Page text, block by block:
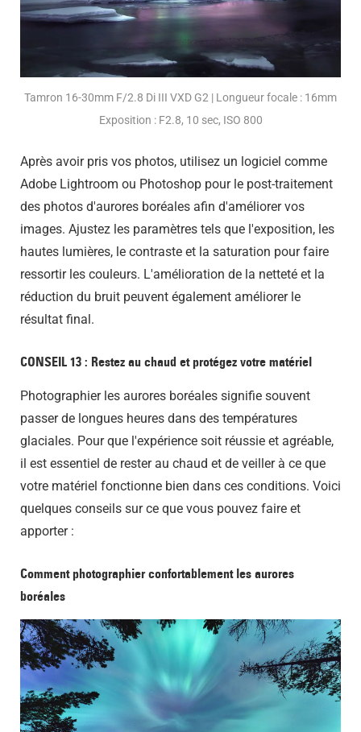
Tamron 16-30mm F/2.8 Di III VXD G2 | Longueur focale : 16mm
Exposition : F2.8, 10 sec, ISO 800
Après avoir pris vos photos, utilisez un logiciel comme
Adobe Lightroom ou Photoshop pour le post-traitement
des photos d'aurores boréales afin d'améliorer vos
images. Ajustez les paramètres tels que l'exposition, les
hautes lumières, le contraste et la saturation pour faire
ressortir les couleurs. L'amélioration de la netteté et la
réduction du bruit peuvent également améliorer le
résultat final.
CONSEIL 13 : Restez au chaud et protégez votre matériel
Photographier les aurores boréales signifie souvent
passer de longues heures dans des températures
glaciales. Pour que l'expérience soit réussie et agréable,
il est essentiel de rester au chaud et de veiller à ce que
votre matériel fonctionne bien dans ces conditions. Voici
quelques conseils sur ce que vous pouvez faire et
apporter :
Comment photographier confortablement les aurores
boréales